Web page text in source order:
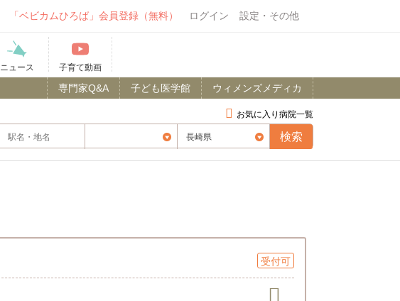
「ベビカムひろば」会員登録（無料） ログイン 設定・その他
ニュース 子育て動画
ウィメンズメディカ
子ども医学館
専門家Q&A
お気に入り病院一覧
受付可